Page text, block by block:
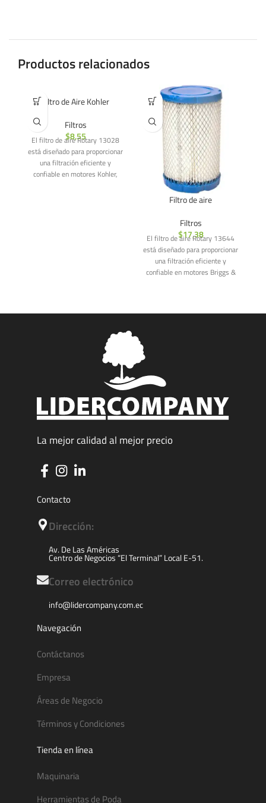
Productos relacionados
Filtro de Aire Kohler
Filtros
$8,55
El filtro de aire Rotary 13028
está diseñado para proporcionar
una filtración eficiente y
confiable en motores Kohler,
Filtro de aire
Filtros
$17,38
El filtro de aire Rotary 13644
está diseñado para proporcionar
una filtración eficiente y
confiable en motores Briggs &
La mejor calidad al mejor precio
Contacto
Dirección:
Av. De Las Américas
Centro de Negocios “El Terminal” Local E-51.
Correo electrónico
info@lidercompany.com.ec
Navegación
Contáctanos
Empresa
Áreas de Negocio
Términos y Condiciones
Tienda en línea
Maquinaria
Herramientas de Poda